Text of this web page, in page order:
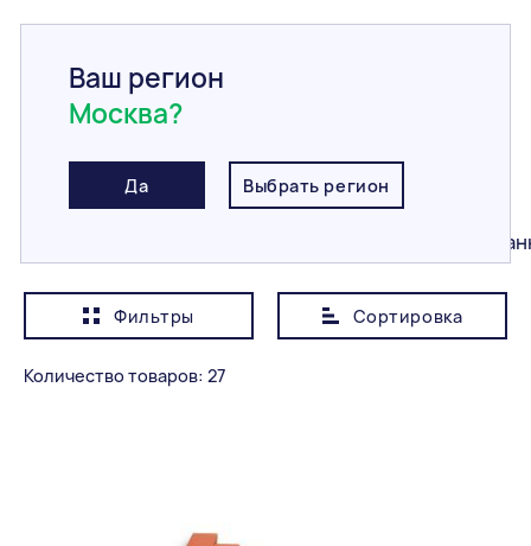
Ваш регион
Москва?
Да Выбрать регион
Главная / Каталог
Клинкерная брусчатка
Фильтры Сортировка
Показывать сначала
Количество товаров: 27